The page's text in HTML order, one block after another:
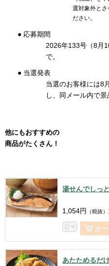
選対象外とさ
ださい。
● 応募期間
2026年133号（8月
で。
● 当選発表
当選のお客様には8
し、同メール内で景
他にもおすすめの
商品がたくさん！
湯せんでしっ
1,054円 （税抜）
カ
あたためるだ